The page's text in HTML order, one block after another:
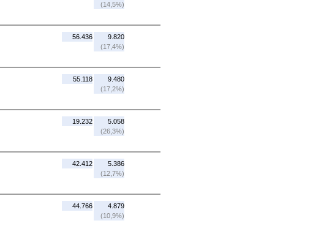
(14,5%)
56.436
9.820
(17,4%)
55.118
9.480
(17,2%)
19.232
5.058
(26,3%)
42.412
5.386
(12,7%)
44.766
4.879
(10,9%)